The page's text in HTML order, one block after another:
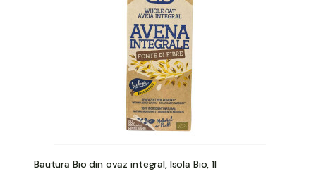
Bautura Bio din ovaz integral, Isola Bio, 1l